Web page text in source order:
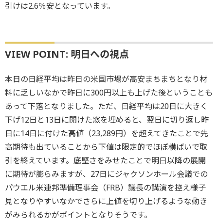
引けは2.6％安となっています。
VIEW POINT: 明日への視点
本日の日経平均は昨日の米国市場が高安まちまちとなり材
料に乏しいなかで昨日に300円以上も上げた後ということも
あって下落となりました。ただ、日経平均は20日に大きく
下げ12日と13日に開けた窓を埋めると、翌日に切り返し昨
日に14日に付けた高値（23,289円）を超えてきたことで先
高期待も出ていることから下値は限定的でほぼ横ばいで取
引を終えています。底堅さをみせたことで明日以降の展開
に期待が膨らみますが、27日にジャクソンホール会議での
パウエル米連邦準備理事会（FRB）議長の講演を控え様子
見となりやすいなかでさらに上値を切り上げるような動き
がみられるかがポイントとなりそうです。